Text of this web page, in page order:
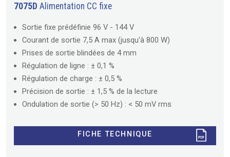
7075D Alimentation CC fixe
Sortie fixe prédéfinie 96 V - 144 V
Courant de sortie 7,5 A max (jusqu'à 800 W)
Prises de sortie blindées de 4 mm
Régulation de ligne : ± 0,1 %
Régulation de charge : ± 0,5 %
Précision de sortie : ± 1,5 % de la lecture
Ondulation de sortie (> 50 Hz) : < 50 mV rms
FICHE TECHNIQUE